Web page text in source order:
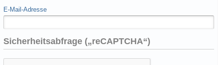
E-Mail-Adresse
Sicherheitsabfrage („reCAPTCHA“)